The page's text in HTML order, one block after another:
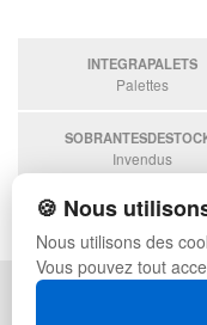
INTEGRAPALETS
Palettes
Invendus
ESTANTERIASKIT
Estanterias
POLITIQUE DE
🍪 Nous
Nous utilisons des
Vous pouvez tout